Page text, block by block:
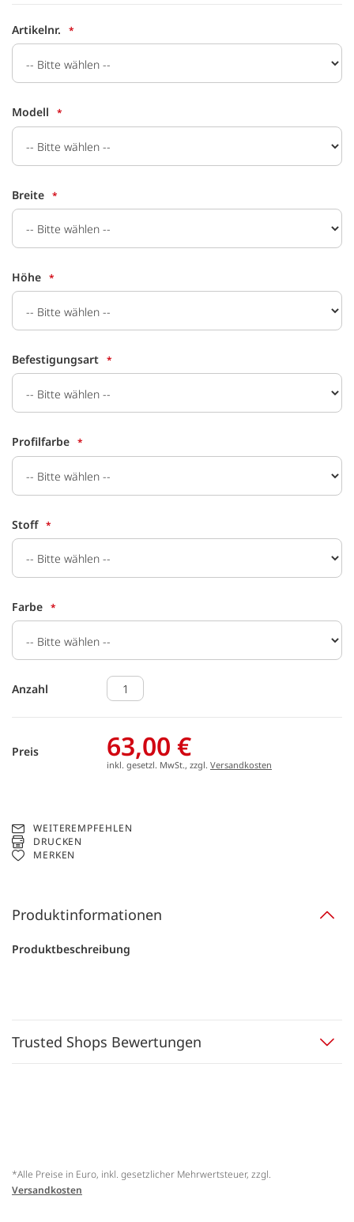
Artikelnr.
Modell
Breite
Höhe
Befestigungsart
Profilfarbe
Stoff
Farbe
Anzahl
Preis 63,00 €
inkl. gesetzl. MwSt., zzgl. Versandkosten
WEITEREMPFEHLEN
DRUCKEN
MERKEN
Produktinformationen
Produktbeschreibung
Trusted Shops Bewertungen
*Alle Preise in Euro, inkl. gesetzlicher Mehrwertsteuer, zzgl.
Versandkosten